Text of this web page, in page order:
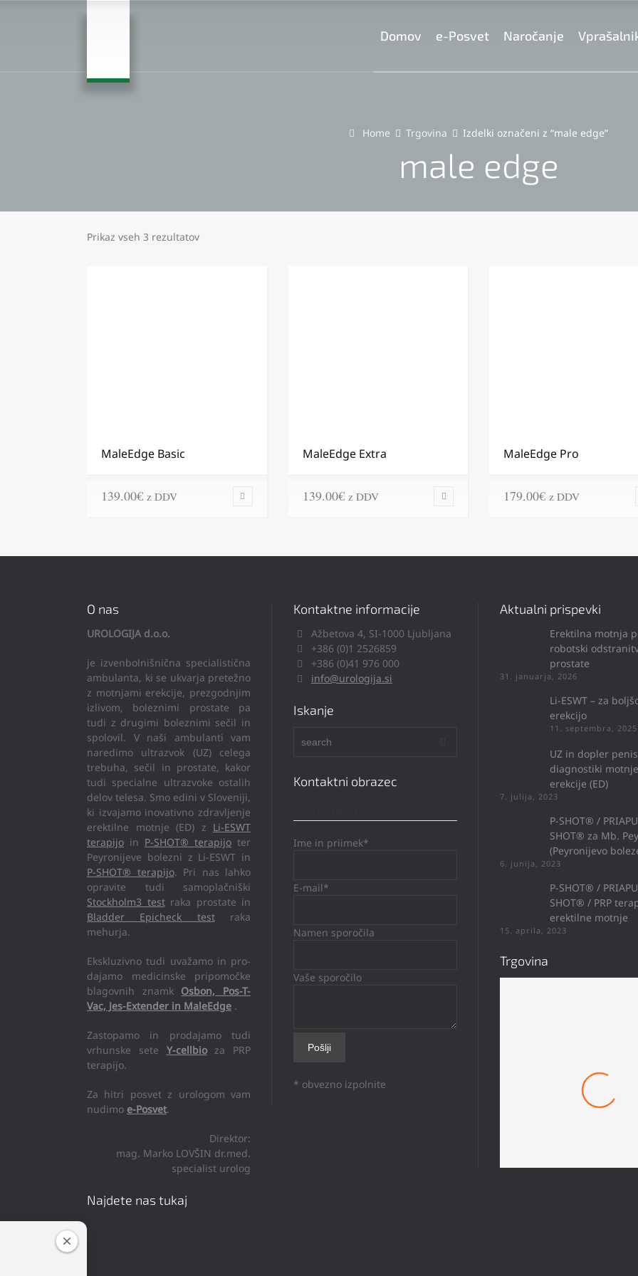
Domov e-Posvet Naročanje
Home Trgovina Izdelki označeni z “male edge”
male edge
Prikaz vseh 3 rezultatov
MaleEdge Basic
139.00€ z DDV
MaleEdge Extra
139.00€ z DDV
MaleEdge Pro
179.00€ z DDV
O nas
UROLOGIJA d.o.o.
je izvenbolnišnična specialistična
ambulanta, ki se ukvarja pretežno
z motnjami erekcije, prezgodnjim
izlivom, boleznimi prostate pa
tudi z drugimi boleznimi sečil in
spolovil. V naši ambulanti vam
naredimo ultrazvok (UZ) celega
trebuha, sečil in prostate, kakor
tudi specialne ultrazvoke ostalih
delov telesa. Smo edini v Sloveniji,
ki izvajamo inovativno zdravljenje
erektilne motnje (ED) z Li-ESWT
terapijo in P-SHOT® terapijo ter
Peyronijeve bolezni z Li-ESWT in
P-SHOT® terapijo. Pri nas lahko
opravite tudi samoplačniški
Stockholm3 testraka prostate in
Bladder Epicheck testraka
mehurja.
Ekskluzivno tudi uvažamo in pro-
dajamo medicinske pripomočke
blagovnih znamk Osbon, Pos-T-
Vac, Jes-Extender in MaleEdge .
Zastopamo in prodajamo tudi
vrhunske sete Y-cellbioza PRP
terapijo.
Za hitri posvet z urologom vam
nudimo e-Posvet.
Direktor:
mag. Marko LOVŠIN dr.med.
specialist urolog
Najdete nas tukaj
Kontaktne informacije
Ažbetova 4, SI-1000 Ljubljana
+386 (0)1 2526859
+386 (0)41 976 000
info@urologija.si
Iskanje
Kontaktni obrazec
Ime in priimek*
E-mail*
Namen sporočila
Vaše sporočilo
* obvezno izpolnite
Aktualni prispevki
Erektilna motnja
robotski
prostate
31. januarja, 2026
Li-ESWT – za
erekcijo
11. septembra, 2025
UZ in dopler
diagnostiki motnje
erekcije (ED)
7. julija, 2023
P-SHOT® /
SHOT® za Mb.
(Peyronijevo
6. junija, 2023
P-SHOT® /
SHOT® / PRP
erektilne motnje
15. aprila, 2023
Trgovina
Mach 1 Obroček #8